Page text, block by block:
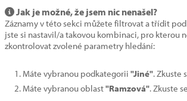
Jak je možné, že jsem nic nenašel?
Záznamy v této sekci můžete filtrovat a třídit
jste si nastavil/a takovou kombinaci, pro kterou
zkontrolovat zvolené parametry hledání:
Máte vybranou podkategorii "Jiné". Zkuste
Máte vybranou oblast"Ramzová". Zkuste